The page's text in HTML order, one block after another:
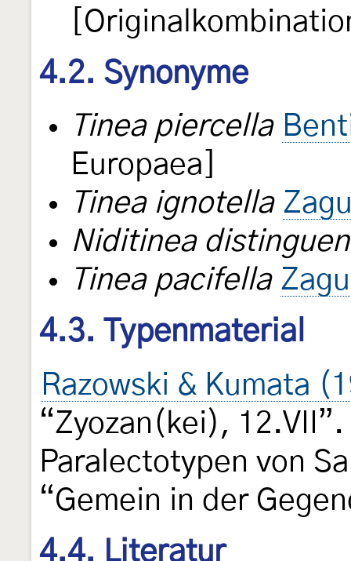
4.2. Synonyme
Tinea piercella
Europaea]
Tinea ignotella
Niditinea
Tinea pacifella
4.3. Typenmaterial
Razowski & Kumata
“Zyozan(kei),
Paralectotypen von
“Gemein in der
4.4. Literatur